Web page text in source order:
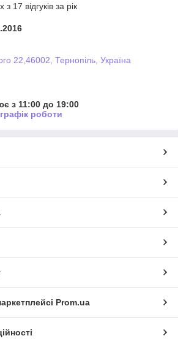
17 відгуків за рік
22,46002, Тернопіль, Україна
з 11:00 до 19:00
роботи
Prom.ua